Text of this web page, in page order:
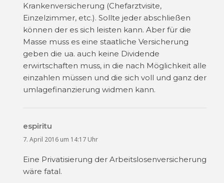
Krankenversicherung (Chefarztvisite,
Einzelzimmer, etc.). Sollte jeder abschließen
können der es sich leisten kann. Aber für die
Masse muss es eine staatliche Versicherung
geben die ua. auch keine Dividende
erwirtschaften muss, in die nach Möglichkeit alle
einzahlen müssen und die sich voll und ganz der
umlagefinanzierung widmen kann.
espiritu
7. April 2016 um 14:17 Uhr
Eine Privatisierung der Arbeitslosenversicherung
wäre fatal.